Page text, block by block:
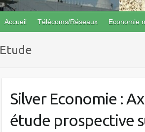
Accueil Télécoms/Réseaux Economie
Etude
Silver Economie :
étude prospective